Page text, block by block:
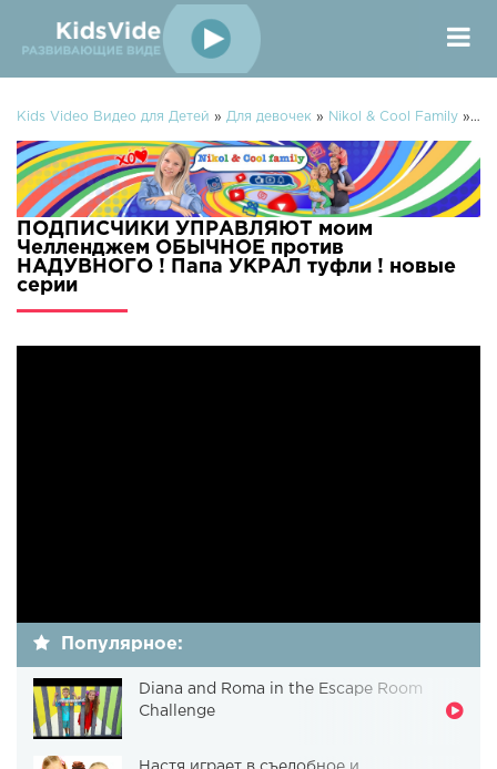
Kids Video Видео для Детей » Для девочек » Nikol & Cool Family » ПОДПИСЧИКИ УПРАВЛЯЮТ моим Челленджем ОБЫЧНОЕ против НАДУВНОГО ! Папа УКРАЛ туфли !
ПОДПИСЧИКИ УПРАВЛЯЮТ моим
Челленджем ОБЫЧНОЕ против
НАДУВНОГО ! Папа УКРАЛ туфли ! новые
серии
Популярное:
Diana and Roma in the Escape Room
Challenge